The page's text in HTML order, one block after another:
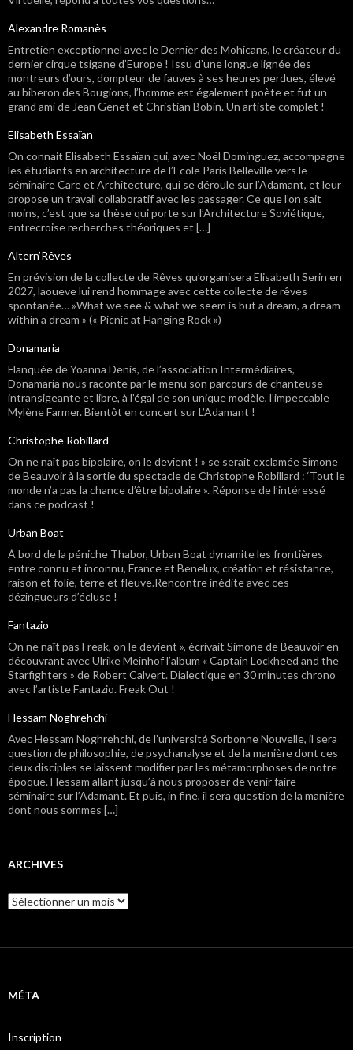
Alexandre Romanès
Entretien exceptionnel avec le Dernier des Mohicans, le créateur du
dernier cirque tsigane d’Europe ! Issu d’une longue lignée des
montreurs d’ours, dompteur de fauves à ses heures perdues, élevé
au biberon des Bougions, l’homme est également poète et fut un
grand ami de Jean Genet et Christian Bobin. Un artiste complet !
Elisabeth Essaïan
On connait Elisabeth Essaïan qui, avec Noël Dominguez, accompagne
les étudiants en architecture de l’Ecole Paris Belleville vers le
séminaire Care et Architecture, qui se déroule sur l’Adamant, et leur
propose un travail collaboratif avec les passager. Ce que l’on sait
moins, c’est que sa thèse qui porte sur l’Architecture Soviétique,
entrecroise recherches théoriques et […]
Altern’Rêves
En prévision de la collecte de Rêves qu’organisera Elisabeth Serin en
2027, laoueve lui rend hommage avec cette collecte de rêves
spontanée… »What we see & what we seem is but a dream, a dream
within a dream » (« Picnic at Hanging Rock »)
Donamaria
Flanquée de Yoanna Denis, de l’association Intermédiaires,
Donamaria nous raconte par le menu son parcours de chanteuse
intransigeante et libre, à l’égal de son unique modèle, l’impeccable
Mylène Farmer. Bientôt en concert sur L’Adamant !
Christophe Robillard
On ne naît pas bipolaire, on le devient ! » se serait exclamée Simone
de Beauvoir à la sortie du spectacle de Christophe Robillard : ‘Tout le
monde n’a pas la chance d’être bipolaire ». Réponse de l’intéressé
dans ce podcast !
Urban Boat
À bord de la péniche Thabor, Urban Boat dynamite les frontières
entre connu et inconnu, France et Benelux, création et résistance,
raison et folie, terre et fleuve.Rencontre inédite avec ces
dézingueurs d’écluse !
Fantazio
On ne naît pas Freak, on le devient », écrivait Simone de Beauvoir en
découvrant avec Ulrike Meinhof l’album « Captain Lockheed and the
Starfighters » de Robert Calvert. Dialectique en 30 minutes chrono
avec l’artiste Fantazio. Freak Out !
Hessam Noghrehchi
Avec Hessam Noghrehchi, de l’université Sorbonne Nouvelle, il sera
question de philosophie, de psychanalyse et de la manière dont ces
deux disciples se laissent modifier par les métamorphoses de notre
époque. Hessam allant jusqu’à nous proposer de venir faire
séminaire sur l’Adamant. Et puis, in fine, il sera question de la manière
dont nous sommes […]
ARCHIVES
A
r
s
MÉTA
Inscription